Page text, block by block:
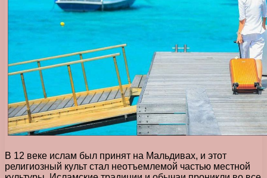
В 12 веке ислам был принят на Мальдивах, и этот
религиозный культ стал неотъемлемой частью местной